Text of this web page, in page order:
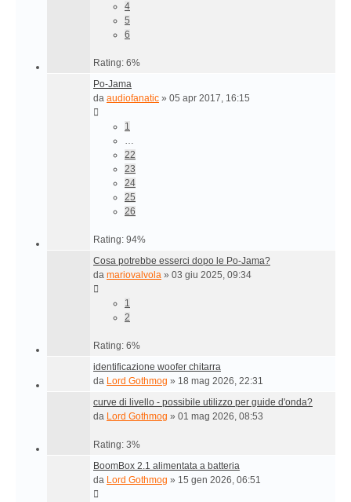
4
5
6
Rating: 6%
Po-Jama
da audiofanatic » 05 apr 2017, 16:15
1
…
22
23
24
25
26
Rating: 94%
Cosa potrebbe esserci dopo le Po-Jama?
da mariovalvola » 03 giu 2025, 09:34
1
2
Rating: 6%
identificazione woofer chitarra
da Lord Gothmog » 18 mag 2026, 22:31
curve di livello - possibile utilizzo per guide d'onda?
da Lord Gothmog » 01 mag 2026, 08:53
Rating: 3%
BoomBox 2.1 alimentata a batteria
da Lord Gothmog » 15 gen 2026, 06:51